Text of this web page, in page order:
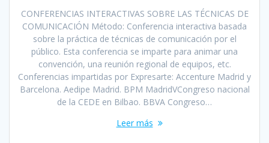
CONFERENCIAS INTERACTIVAS SOBRE LAS TÉCNICAS DE
COMUNICACIÓN Método: Conferencia interactiva basada
sobre la práctica de técnicas de comunicación por el
público. Esta conferencia se imparte para animar una
convención, una reunión regional de equipos, etc.
Conferencias impartidas por Expresarte: Accenture Madrid y
Barcelona. Aedipe Madrid. BPM MadridVCongreso nacional
de la CEDE en Bilbao. BBVA Congreso…
Leer más